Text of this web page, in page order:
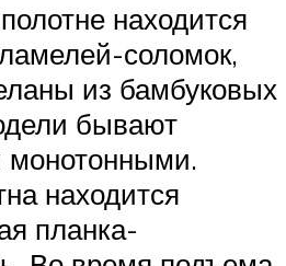
находится
соломок,
из бамбуковых
бывают
монотонными.
находится
планка-